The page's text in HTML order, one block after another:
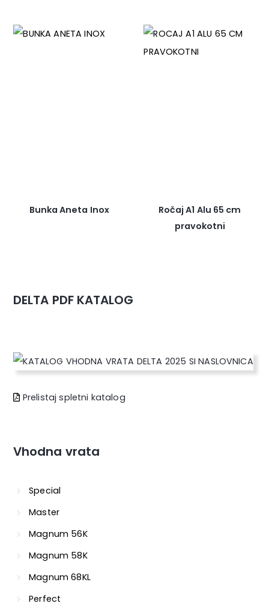
Bunka Aneta Inox
Ročaj A1 Alu 65 cm
pravokotni
DELTA PDF KATALOG
Prelistaj spletni katalog
Vhodna vrata
Special
Master
Magnum 56K
Magnum 58K
Magnum 68KL
Perfect